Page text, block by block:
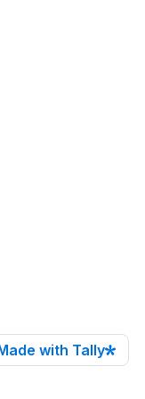
with Tally